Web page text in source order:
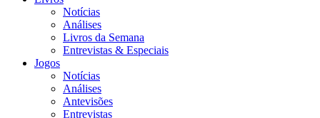
Notícias
Análises
Livros da Semana
Entrevistas & Especiais
Jogos
Notícias
Análises
Antevisões
Entrevistas